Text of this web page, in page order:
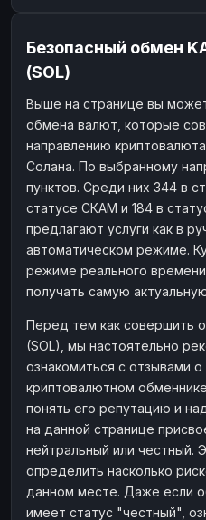
Безопасный обмен
(SOL)
Выше на странице вы
обмена валют, которые
направлению
Солана. По выбранному
пунктов. Среди них 344 в
статусе СКАМ и 184 в
предлагают услуги как в
автоматическом режиме.
режиме реального
получать самую
Перед тем как совершить
(SOL), мы настоятельно
ознакомиться с отзывами
криптовалютном
понять его репутацию и
на данной странице
нейтральный или честный.
определить насколько
данном месте. Даже если
имеет статус "честный",